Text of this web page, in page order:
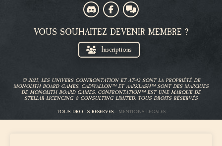
VOUS SOUHAITEZ DEVENIR MEMBRE ?
Inscriptions
© 2025, LES UNIVERS CONFRONTATION ET AT-43 SONT LA PROPRIÉTÉ DE
MONOLITH BOARD GAMES. CADWALLON™ ET AARKLASH™ SONT DES MARQUES
DE MONOLITH BOARD GAMES. CONFRONTATION™ EST UNE MARQUE DE
STELLAR LICENCING & CONSULTING LIMITED. TOUS DROITS RÉSERVÉS
TOUS DROITS RÉSERVÉS - MENTIONS LÉGALES